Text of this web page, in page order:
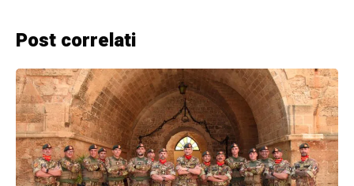
Post correlati